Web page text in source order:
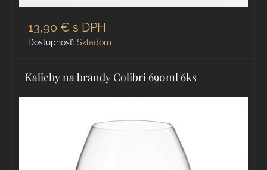
13,90 € s DPH
Dostupnosť: Skladom
Kalichy na brandy Colibri 690ml 6ks